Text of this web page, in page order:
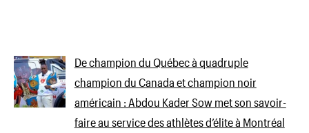
De champion du Québec à quadruple
champion du Canada et champion noir
américain : Abdou Kader Sow met son savoir-
faire au service des athlètes d’élite à Montréal